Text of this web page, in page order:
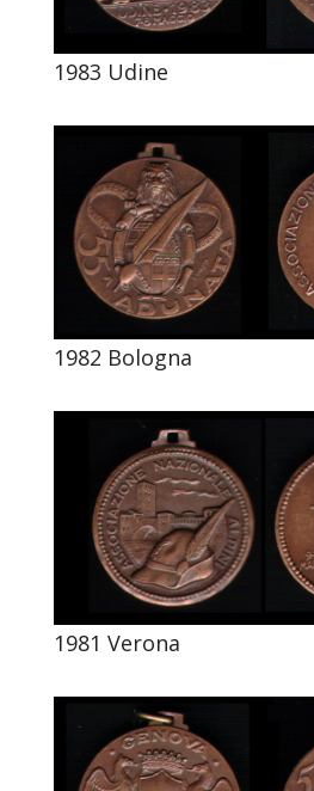
1983 Udine
1982 Bologna
1981 Verona